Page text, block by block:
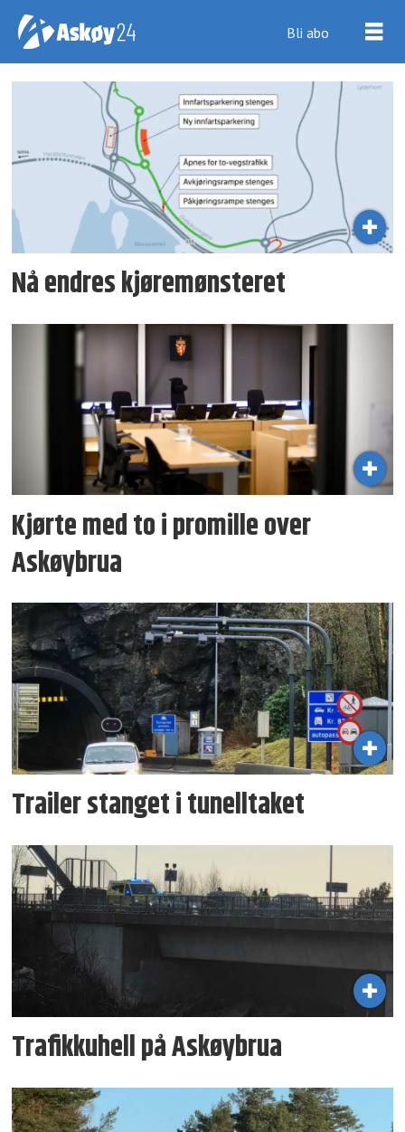
Bli abo
Tag:
Nå endres kjøre­mønsteret
Kjørte med to i promille over
Askøybrua
Trailer stanget i tunelltaket
Trafikkuhell på Askøybrua